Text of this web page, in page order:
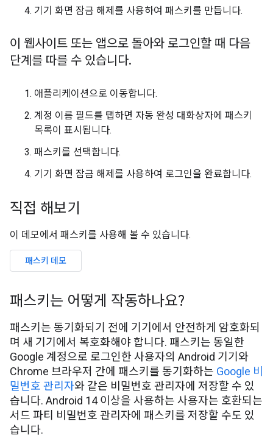
기기 화면 잠금 해제를 사용하여 패스키를 만듭니다.
이 웹사이트 또는 앱으로 돌아와 로그인할 때 다음
단계를 따를 수 있습니다.
애플리케이션으로 이동합니다.
계정 이름 필드를 탭하면 자동 완성 대화상자에 패스키
목록이 표시됩니다.
패스키를 선택합니다.
기기 화면 잠금 해제를 사용하여 로그인을 완료합니다.
직접 해보기
이 데모에서 패스키를 사용해 볼 수 있습니다.
패스키 데모
패스키는 어떻게 작동하나요?
패스키는 동기화되기 전에 기기에서 안전하게 암호화되
며 새 기기에서 복호화해야 합니다. 패스키는 동일한
Google 계정으로 로그인한 사용자의 Android 기기와
Chrome 브라우저 간에 패스키를 동기화하는 Google 비
밀번호 관리자와 같은 비밀번호 관리자에 저장할 수 있
습니다. Android 14 이상을 사용하는 사용자는 호환되는
서드 파티 비밀번호 관리자에 패스키를 저장할 수도 있
습니다.